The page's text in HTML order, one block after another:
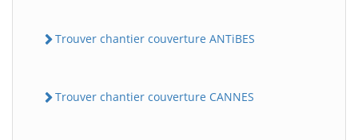
Trouver chantier couverture ANTiBES
Trouver chantier couverture CANNES